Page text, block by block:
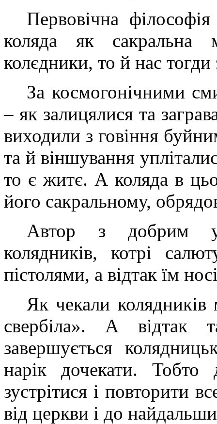
Первовічна
коляда як сакральна
колєдники, то й нас тогди
За космогонічними
– як залицялися та
виходили з говіння
та й віншування
то є житє. А коляда в
його сакральному,
Автор з добрим
колядників, котрі
пістолями, а відтак їм
Як чекали
свербіла». А відтак
завершується
нарік дочекати.
зустрітися і повторити
від церкви і до